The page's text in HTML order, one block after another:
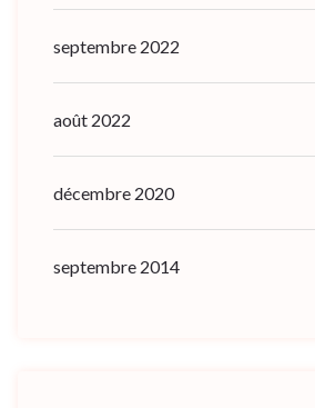
septembre 2022
août 2022
décembre 2020
septembre 2014